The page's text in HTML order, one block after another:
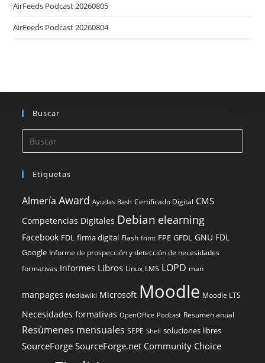
AirFeeds Podcast 20260805
AirFeeds Podcast 20260804
Buscar
Etiquetas
Almería Award Ayudas Bash Certificado Digital CMS
Competencias Digitales Debian elearning
Facebook FDL firma digital Flash fnmt FPE GFDL GNU FDL
Google Informe de prospección y detección de necesidades
formativas Informes Libros Linux LMS LOPD man
manpages Mediawiki Microsoft Moodle Moodle LTS
Necesidades formativas OpenOffice Podcast Resumen anual
Resúmenes mensuales SEPE Shell soluciones libres
SourceForge SourceForge.net Community Choice